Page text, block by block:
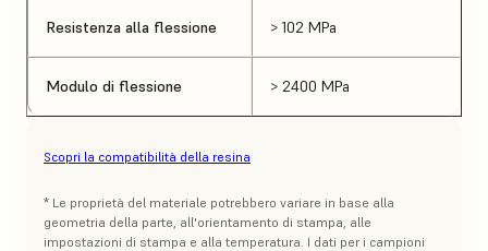
Resistenza alla flessione > 102 MPa
Modulo di flessione > 2400 MPa
Scopri la compatibilità della resina
* Le proprietà del materiale potrebbero variare in base alla
geometria della parte, all'orientamento di stampa, alle
impostazioni di stampa e alla temperatura. I dati per i campioni